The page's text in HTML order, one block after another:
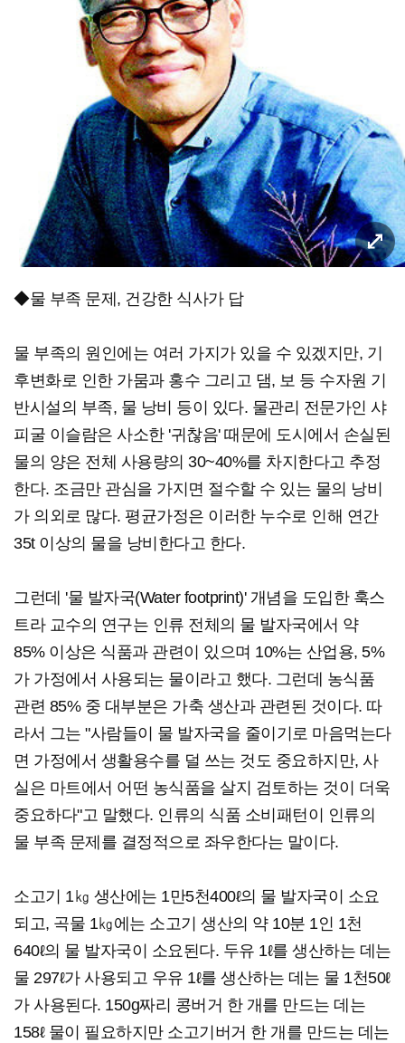
◆물 부족 문제, 건강한 식사가 답
물 부족의 원인에는 여러 가지가 있을 수 있겠지만, 기
후변화로 인한 가뭄과 홍수 그리고 댐, 보 등 수자원 기
반시설의 부족, 물 낭비 등이 있다. 물관리 전문가인 샤
피굴 이슬람은 사소한 '귀찮음' 때문에 도시에서 손실된
물의 양은 전체 사용량의 30~40%를 차지한다고 추정
한다. 조금만 관심을 가지면 절수할 수 있는 물의 낭비
가 의외로 많다. 평균가정은 이러한 누수로 인해 연간
35t 이상의 물을 낭비한다고 한다.
그런데 '물 발자국(Water footprint)' 개념을 도입한 훅스
트라 교수의 연구는 인류 전체의 물 발자국에서 약
85% 이상은 식품과 관련이 있으며 10%는 산업용, 5%
가 가정에서 사용되는 물이라고 했다. 그런데 농식품
관련 85% 중 대부분은 가축 생산과 관련된 것이다. 따
라서 그는 "사람들이 물 발자국을 줄이기로 마음먹는다
면 가정에서 생활용수를 덜 쓰는 것도 중요하지만, 사
실은 마트에서 어떤 농식품을 살지 검토하는 것이 더욱
중요하다"고 말했다. 인류의 식품 소비패턴이 인류의
물 부족 문제를 결정적으로 좌우한다는 말이다.
소고기 1㎏ 생산에는 1만5천400ℓ의 물 발자국이 소요
되고, 곡물 1㎏에는 소고기 생산의 약 10분 1인 1천
640ℓ의 물 발자국이 소요된다. 두유 1ℓ를 생산하는 데는
물 297ℓ가 사용되고 우유 1ℓ를 생산하는 데는 물 1천50ℓ
가 사용된다. 150g짜리 콩버거 한 개를 만드는 데는
158ℓ 물이 필요하지만 소고기버거 한 개를 만드는 데는